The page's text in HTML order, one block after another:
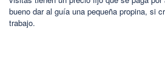
bueno dar al guía una pequeña propina, si
trabajo.